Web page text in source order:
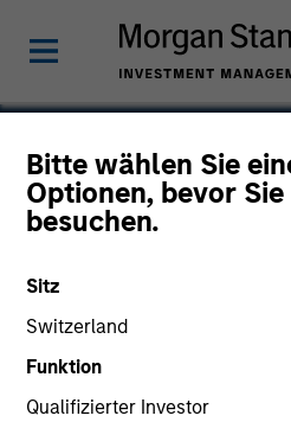
Bitte wählen Sie
Optionen, bevor
besuchen.
Sitz
Switzerland
Funktion
Qualifizierter Investor
Ranjit Kapila
Co-President and
Officer, Parametric